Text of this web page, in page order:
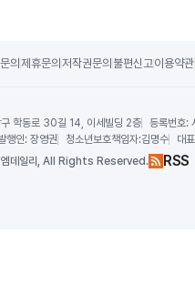
의 제휴문의 저작권문의 불편신고이용약관
구 학동로 30길 14, 이세빌딩 2층 등록번호:
행인:장영권 청소년보호책임자:김명수 대
데일리, All Rights Reserved. RSS